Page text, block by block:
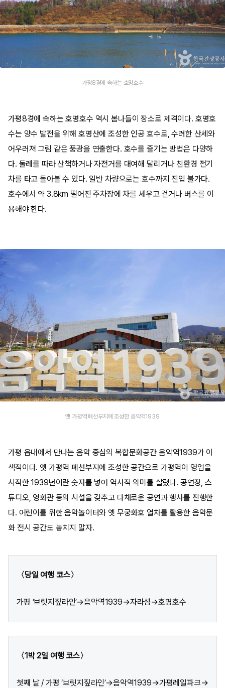
가평8경에 속하는 호명호수
가평8경에 속하는 호명호수 역시 봄나들이 장소로 제격이다. 호명호
수는 양수 발전을 위해 호명산에 조성한 인공 호수로, 수려한 산세와
어우러져 그림 같은 풍광을 연출한다. 호수를 즐기는 방법은 다양하
다. 둘레를 따라 산책하거나 자전거를 대여해 달리거나 친환경 전기
차를 타고 돌아볼 수 있다. 일반 차량으로는 호수까지 진입 불가다.
호수에서 약 3.8km 떨어진 주차장에 차를 세우고 걷거나 버스를 이
용해야 한다.
옛 가평역 폐선부지에 조성한 음악역1939
가평 읍내에서 만나는 음악 중심의 복합문화공간 음악역1939가 이
색적이다. 옛 가평역 폐선부지에 조성한 공간으로 가평역이 영업을
시작한 1939년이란 숫자를 넣어 역사적 의미를 살렸다. 공연장, 스
튜디오, 영화관 등의 시설을 갖추고 다채로운 공연과 행사를 진행한
다. 어린이를 위한 음악놀이터와 옛 무궁화호 열차를 활용한 음악문
화 전시 공간도 놓치지 말자.
〈당일 여행 코스〉
가평 ‘브릿지짚라인’→음악역1939→자라섬→호명호수
〈1박 2일 여행 코스〉
첫째 날 / 가평 ‘브릿지짚라인’→음악역1939→가평레일파크→